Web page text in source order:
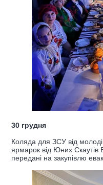
30 грудня
Коляда для ЗСУ від молоді
ярмарок від Юних Скаутів
передані на закупівлю